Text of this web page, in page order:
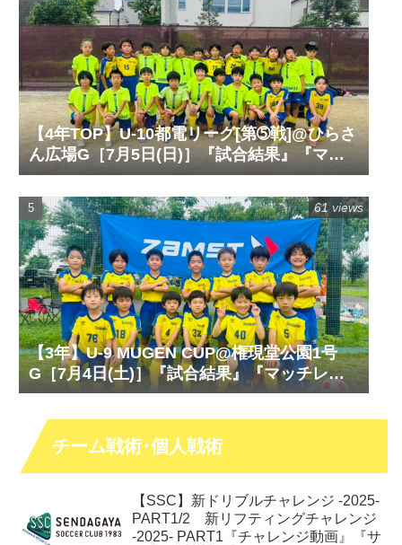
【4年TOP】U-10都電リーグ[第➄戦]@ひらさ
ん広場G［7月5日(日)］『試合結果』『マッ
チレポート』『試合動画』
【3年】U-9 MUGEN CUP@権現堂公園1号
G［7月4日(土)］『試合結果』『マッチレポ
ート』『試合動画』
61 views
チーム戦術･個人戦術
【SSC】新ドリブルチャレンジ -2025-
PART1/2 新リフティングチャレンジ
-2025- PART1『チャレンジ動画』『サ